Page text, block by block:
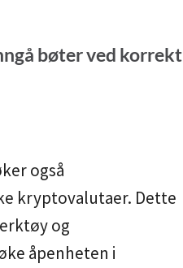
bøter ved korrekt
også
kryptovalutaer. Dette
og
åpenheten i